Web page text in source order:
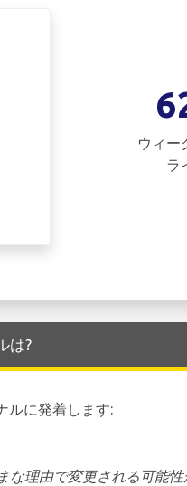
ウィー
ラ
は?
ルに発着します:
な理由で変更される可能